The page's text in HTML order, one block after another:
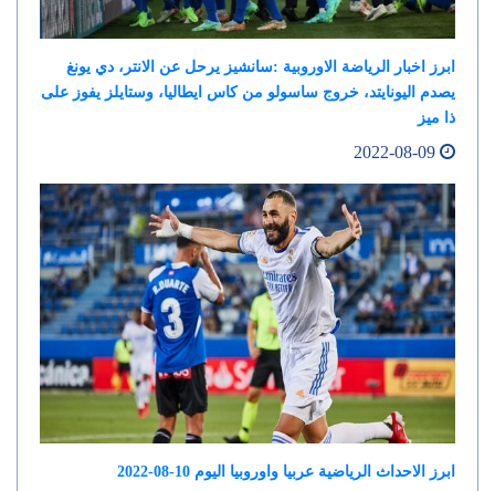
ابرز اخبار الرياضة الاوروبية :سانشيز يرحل عن الانتر، دي يونغ
يصدم اليونايتد، خروج ساسولو من كاس ايطاليا، وستايلز يفوز على
ذا ميز
ابرز الاحداث الرياضية عربيا واوروبيا اليوم 10-08-2022